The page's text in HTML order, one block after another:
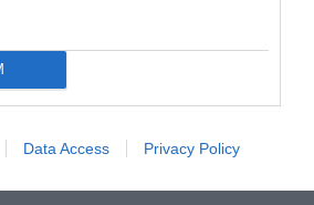
Data Access Privacy Policy
στην